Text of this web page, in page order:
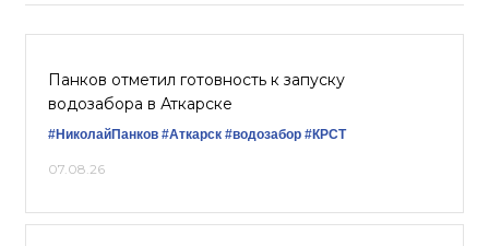
Панков отметил готовность к запуску
водозабора в Аткарске
#НиколайПанков #Аткарск #водозабор #КРСТ
07.08.26